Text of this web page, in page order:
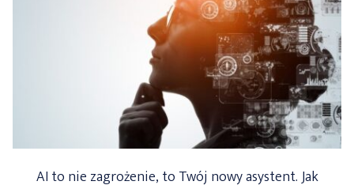
AI to nie zagrożenie, to Twój nowy asystent. Jak